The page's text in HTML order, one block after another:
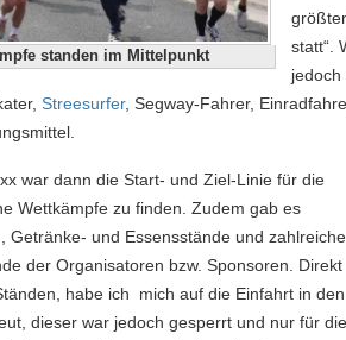
standen im Mittelpunkt
statt“.
Streesurfer, Segway-Fahrer,
war dann die Start- und Ziel-Linie für die
Wettkämpfe zu finden. Zudem gab es
Getränke- und Essensstände und zahlreiche
der Organisatoren bzw. Sponsoren. Direkt
habe ich mich auf die Einfahrt in den
dieser war jedoch gesperrt und nur für die